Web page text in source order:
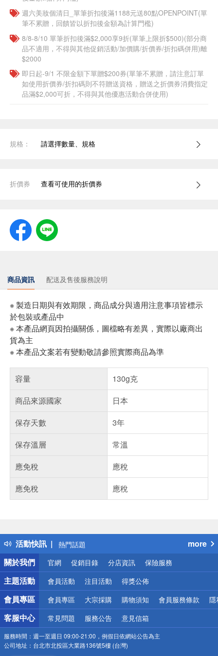
週六美妝個清日_單筆折扣後滿1188元送80點OPENPOINT(單
筆不累贈，回饋皆以折扣後金額為計算門檻)
8/8-8/10 單筆折扣後滿$2,000享9折(單筆上限折$500)(部分商
品不適用，不得與其他促銷活動/加價購/折價券/折扣碼併用)離
$2000
即日起-9/1 不限金額下單贈$200券(單筆不累贈，請注意訂單
如使用折價券/折扣碼則不符贈送資格，贈送之折價券消費指定
品滿$2,000可折，不得與其他優惠活動合併使用)
規格： 請選擇數量、規格
折價券 查看可使用的折價券
商品資訊 配送及售後服務說明
※ 製造日期與有效期限，商品成分與適用注意事項皆標示
於包裝或產品中
※ 本產品網頁因拍攝關係，圖檔略有差異，實際以廠商出
貨為主
※ 本產品文案若有變動敬請參照實際商品為準
容量
130g克
商品來源國家
日本
保存天數
3年
保存溫層
常溫
應免稅
應稅
應免稅
應稅
活動快訊
得獎公告
熱門話題
銀行優惠
偏遠地區配送
詐騙網頁！請小心！
more
關於我們
官網 促銷目錄 分店資訊 保險服務
主題活動 會員活動 注目活動 得獎公佈
會員專區 會員專區 大宗採購 購物須知 會員服務條款 隱
客服中心 常見問題 服務公告 意見信箱
服務時間： 週一至週日 09:00-21:00，例假日依網站公告為主
公司地址： 台北市北投區大業路136號5樓 (台灣)